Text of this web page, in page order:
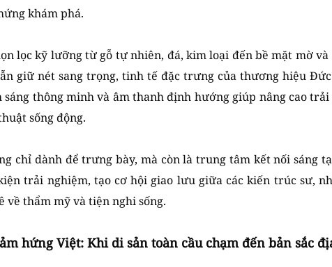
khám phá.
lọc kỹ lưỡng từ gỗ tự nhiên, đá, kim loại đến bề mặt mờ
giữ nét sang trọng, tinh tế đặc trưng của thương hiệu
sáng thông minh và âm thanh định hướng giúp nâng cao
sống động.
chỉ dành để trưng bày, mà còn là trung tâm kết nối sáng
trải nghiệm, tạo cơ hội giao lưu giữa các kiến trúc sư,
về thẩm mỹ và tiện nghi sống.
hứng Việt: Khi di sản toàn cầu chạm đến bản sắc